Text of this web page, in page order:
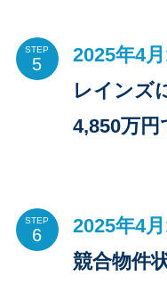
STEP
2025年4
レインズ
4,850万円
STEP
2025年4
競合物件